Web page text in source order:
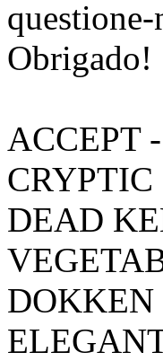
questione-
Obrigado!
ACCEPT
DEAD